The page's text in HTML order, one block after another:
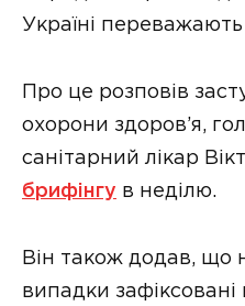
Україні
Про це розповів
охорони здоров’я,
санітарний лікар
брифінгу в неділю.
Він також додав, що
випадки зафіксовані